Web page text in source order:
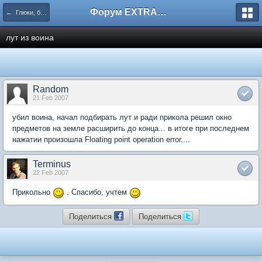
← Глюки, баги и артефакты Форум EXTRACTOR.ru
лут из воина
Random
21 Feb 2007
убил воина, начал подбирать лут и ради прикола решил окно
предметов на земле расширить до конца... в итоге при последнем
нажатии произошла Floating point operation error....
Terminus
22 Feb 2007
Прикольно . Спасибо, учтем
Поделиться Поделиться